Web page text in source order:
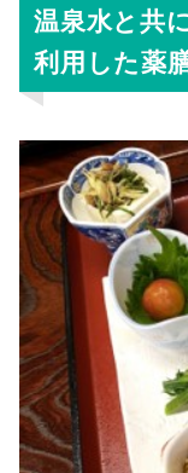
温泉水と共
利用した薬